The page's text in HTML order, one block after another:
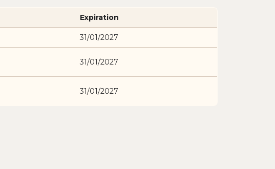
Expiration
31/01/2027
31/01/2027
31/01/2027